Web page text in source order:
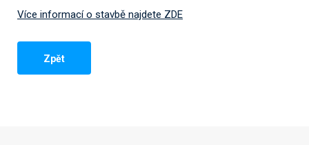
Více informací o stavbě najdete ZDE
Zpět